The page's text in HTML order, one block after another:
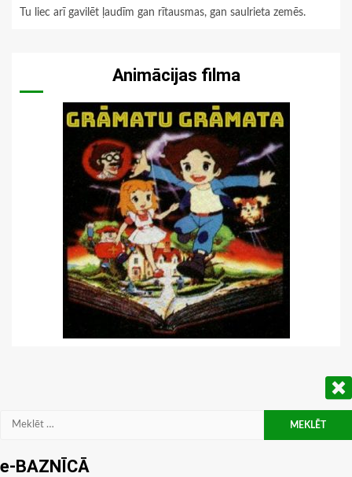
Tu liec arī gavilēt ļaudīm gan rītausmas, gan saulrieta zemēs.
Animācijas filma
Meklēt:
e-BAZNĪCĀ